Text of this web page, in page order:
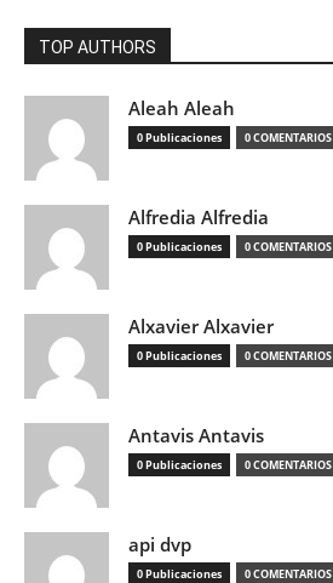
TOP AUTHORS
Aleah Aleah
0 Publicaciones 0 COMENTARIOS
Alfredia Alfredia
0 Publicaciones 0 COMENTARIOS
Alxavier Alxavier
0 Publicaciones 0 COMENTARIOS
Antavis Antavis
0 Publicaciones 0 COMENTARIOS
api dvp
0 Publicaciones 0 COMENTARIOS